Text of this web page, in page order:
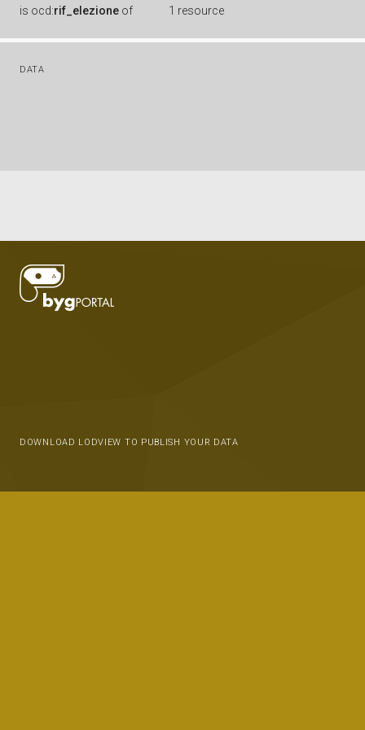
is ocd:rif_elezione of 1 resource
DATA
DOWNLOAD LODVIEW TO PUBLISH YOUR DATA